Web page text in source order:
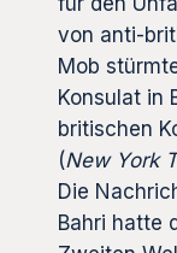
von anti-
Mob
Konsulat in
britischen
(New York
Die
Bahri hatte